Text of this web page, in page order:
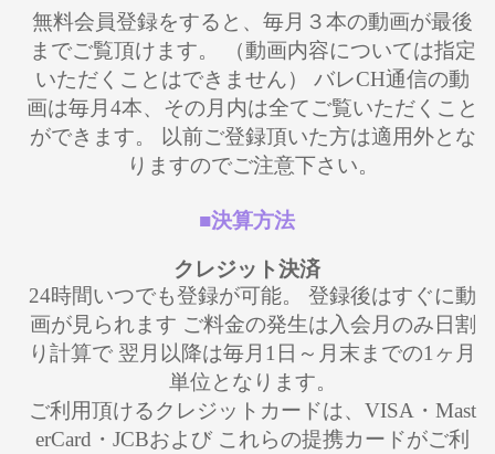
無料会員登録をすると、毎月３本の動画が最後
までご覧頂けます。 （動画内容については指定
いただくことはできません） バレCH通信の動
画は毎月4本、その月内は全てご覧いただくこと
ができます。 以前ご登録頂いた方は適用外とな
りますのでご注意下さい。
■決算方法
クレジット決済
24時間いつでも登録が可能。 登録後はすぐに動
画が見られます ご料金の発生は入会月のみ日割
り計算で 翌月以降は毎月1日～月末までの1ヶ月
単位となります。
ご利用頂けるクレジットカードは、VISA・Mast
erCard・JCBおよび これらの提携カードがご利